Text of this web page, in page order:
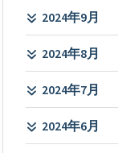
2024年9月
2024年8月
2024年7月
2024年6月